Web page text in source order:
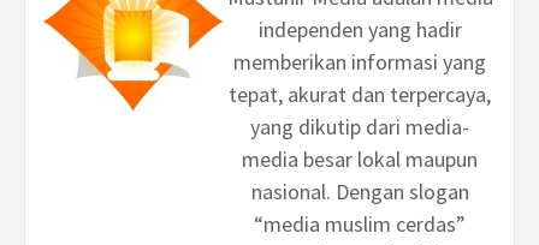
independen yang hadir
memberikan informasi yang
tepat, akurat dan terpercaya,
yang dikutip dari media-
media besar lokal maupun
nasional. Dengan slogan
“media muslim cerdas”